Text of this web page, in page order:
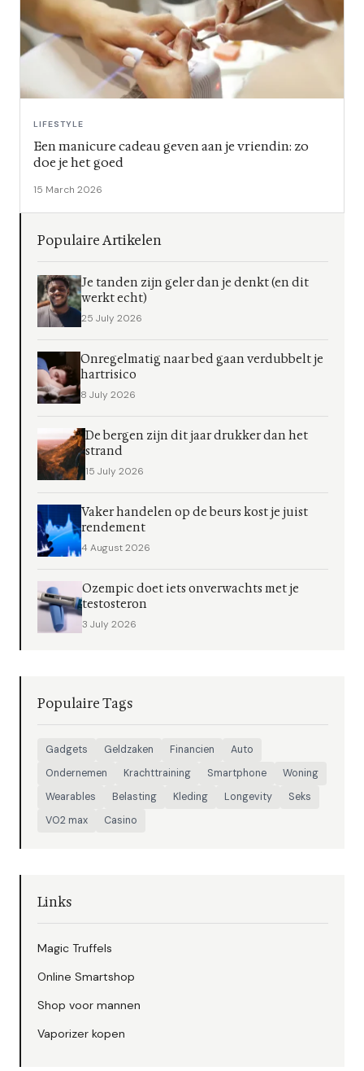
LIFESTYLE
Een manicure cadeau geven aan je vriendin: zo
doe je het goed
15 March 2026
Populaire Artikelen
Je tanden zijn geler dan je denkt (en dit
werkt echt)
25 July 2026
Onregelmatig naar bed gaan verdubbelt je
hartrisico
8 July 2026
De bergen zijn dit jaar drukker dan het
strand
15 July 2026
Vaker handelen op de beurs kost je juist
rendement
4 August 2026
Ozempic doet iets onverwachts met je
testosteron
3 July 2026
Populaire Tags
Gadgets Geldzaken Financien
Auto
Ondernemen
Krachttraining Smartphone
Woning
Wearables
Belasting Kleding Longevity
Seks
VO2 max
Casino
Links
Magic Truffels
Online Smartshop
Shop voor mannen
Vaporizer kopen